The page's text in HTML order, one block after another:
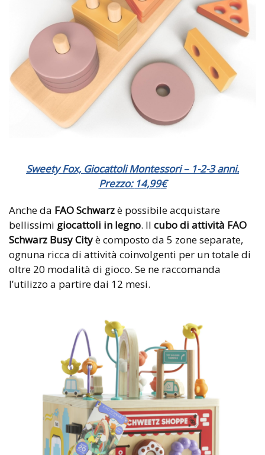
Sweety Fox, Giocattoli Montessori – 1-2-3 anni.
Prezzo: 14,99€
Anche da FAO Schwarzè possibile acquistare
bellissimi giocattoli in legno. Il cubo di attività FAO
Schwarz Busy Cityè composto da 5 zone separate,
ognuna ricca di attività coinvolgenti per un totale di
oltre 20 modalità di gioco. Se ne raccomanda
l’utilizzo a partire dai 12 mesi.